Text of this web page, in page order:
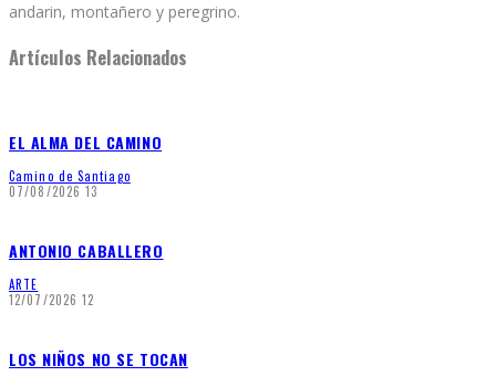
andarin, montañero y peregrino.
Artículos Relacionados
EL ALMA DEL CAMINO
Camino de Santiago
07/08/2026 13
ANTONIO CABALLERO
ARTE
12/07/2026 12
LOS NIÑOS NO SE TOCAN